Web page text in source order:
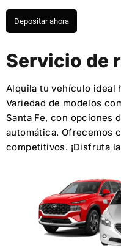
Depositar ahora
Servicio de
Alquila tu vehículo ideal
Variedad de modelos
Santa Fe, con opciones
automática. Ofrecemos
competitivos. ¡Disfruta